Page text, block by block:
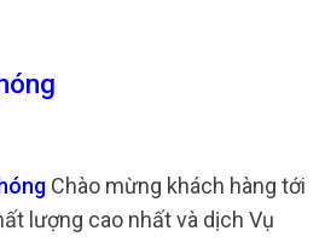
Chào mừng khách hàng tới
lượng cao nhất và dịch Vụ